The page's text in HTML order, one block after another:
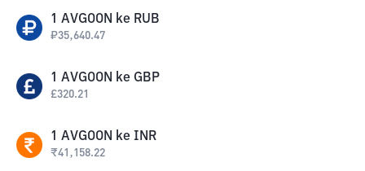
1 AVGOON ke RUB
₽35,640.47
1 AVGOON ke GBP
£320.21
1 AVGOON ke INR
₹41,158.22